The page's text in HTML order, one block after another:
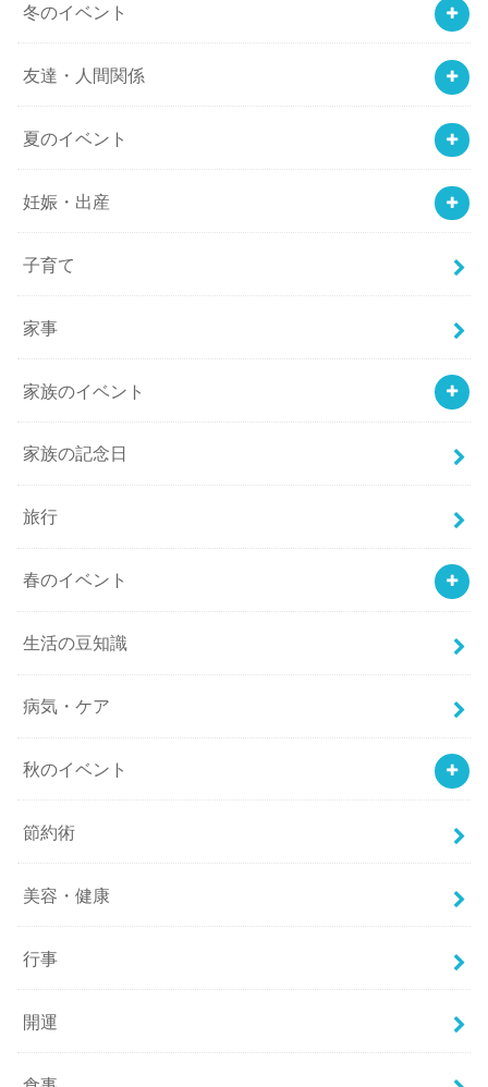
冬のイベント
友達・人間関係
夏のイベント
妊娠・出産
子育て
家事
家族のイベント
家族の記念日
旅行
春のイベント
生活の豆知識
病気・ケア
秋のイベント
節約術
美容・健康
行事
開運